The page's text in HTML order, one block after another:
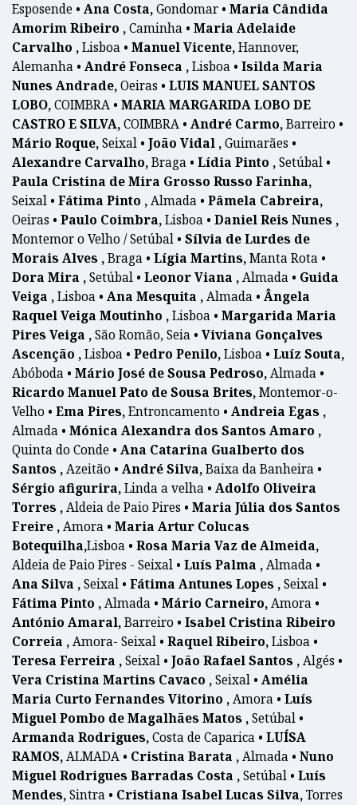
Esposende • Ana Costa,Gondomar • Maria Cândida
Amorim Ribeiro ,Caminha • Maria Adelaide
Carvalho ,Lisboa • Manuel Vicente,Hannover,
Alemanha • André Fonseca ,Lisboa • Isilda Maria
Nunes Andrade,Oeiras • LUIS MANUEL SANTOS
LOBO,COIMBRA • MARIA MARGARIDA LOBO DE
CASTRO E SILVA,COIMBRA • André Carmo,Barreiro •
Mário Roque,Seixal • João Vidal ,Guimarães •
Alexandre Carvalho,Braga • Lídia Pinto ,Setúbal •
Paula Cristina de Mira Grosso Russo Farinha,
Seixal • Fátima Pinto ,Almada • Pâmela Cabreira,
Oeiras • Paulo Coimbra,Lisboa • Daniel Reis Nunes ,
Montemor o Velho / Setúbal • Sílvia de Lurdes de
Morais Alves ,Braga • Lígia Martins,Manta Rota •
Dora Mira ,Setúbal • Leonor Viana ,Almada • Guida
Veiga ,Lisboa • Ana Mesquita ,Almada • Ângela
Raquel Veiga Moutinho ,Lisboa • Margarida Maria
Pires Veiga ,São Romão, Seia • Viviana Gonçalves
Ascenção ,Lisboa • Pedro Penilo,Lisboa • Luíz Souta,
Abóboda • Mário José de Sousa Pedroso,Almada •
Ricardo Manuel Pato de Sousa Brites,Montemor-o-
Velho • Ema Pires,Entroncamento • Andreia Egas ,
Almada • Mónica Alexandra dos Santos Amaro ,
Quinta do Conde • Ana Catarina Gualberto dos
Santos ,Azeitão • André Silva,Baixa da Banheira •
Sérgio afigurira,Linda a velha • Adolfo Oliveira
Torres ,Aldeia de Paio Pires • Maria Júlia dos Santos
Freire ,Amora • Maria Artur Colucas
Botequilha,Lisboa • Rosa Maria Vaz de Almeida,
Aldeia de Paio Pires - Seixal • Luís Palma ,Almada •
Ana Silva ,Seixal • Fátima Antunes Lopes ,Seixal •
Fátima Pinto ,Almada • Mário Carneiro,Amora •
António Amaral,Barreiro • Isabel Cristina Ribeiro
Correia ,Amora- Seixal • Raquel Ribeiro,Lisboa •
Teresa Ferreira ,Seixal • João Rafael Santos ,Algés •
Vera Cristina Martins Cavaco ,Seixal • Amélia
Maria Curto Fernandes Vitorino ,Amora • Luís
Miguel Pombo de Magalhães Matos ,Setúbal •
Armanda Rodrigues,Costa de Caparica • LUÍSA
RAMOS,ALMADA • Cristina Barata ,Almada • Nuno
Miguel Rodrigues Barradas Costa ,Setúbal • Luís
Mendes,Sintra • Cristiana Isabel Lucas Silva,Torres